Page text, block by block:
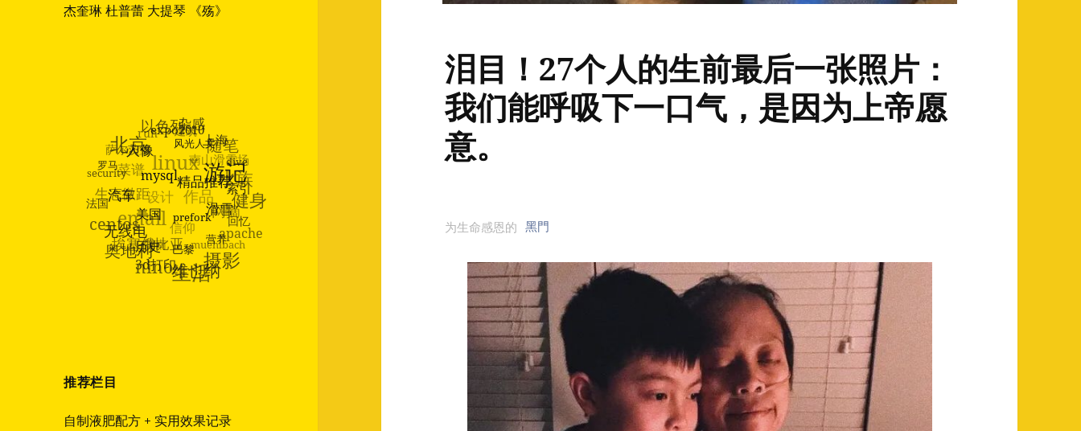
杰奎琳 杜普蕾 大提琴 《殇》
风光人文
expo2010
人像
mysql
精品推荐游记
上海
杂感
以色列
北京
罗马
汽车
美国 prefork滑雪
索引
dive
随笔
建筑
run
萨尔茨堡
security
法国
无线电
历史 巴黎 营养
回忆
健身
水族
南山滑雪场
linux
菜谱
生态微距
centos
奥地利
3d打印维也纳摄影
apache
网摘
作品
设计
email
埃塞俄比亚
nino生活
muehlbach
信仰
济南
推荐栏目
自制液肥配方 + 实用效果记录
泪目！27个人的生前最后一张照片：
我们能呼吸下一口气，是因为上帝愿
意。
为生命感恩的 黑門